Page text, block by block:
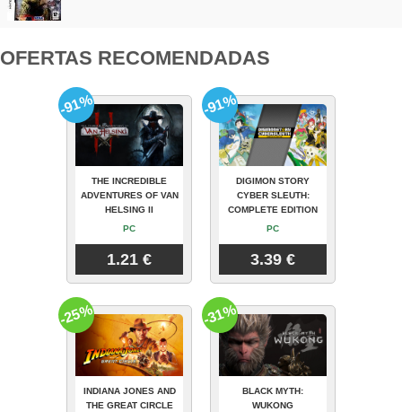
OFERTAS RECOMENDADAS
THE INCREDIBLE
ADVENTURES OF VAN
HELSING II
PC
1.21 €
-91%
DIGIMON STORY
CYBER SLEUTH:
COMPLETE EDITION
PC
3.39 €
-91%
INDIANA JONES AND
THE GREAT CIRCLE
-25%
BLACK MYTH:
WUKONG
-31%